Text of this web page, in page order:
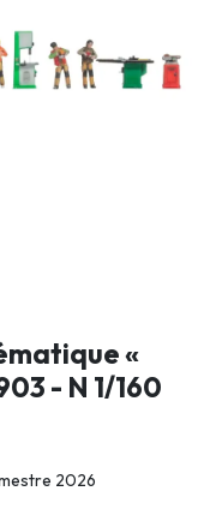
«
- N 1/160
2026